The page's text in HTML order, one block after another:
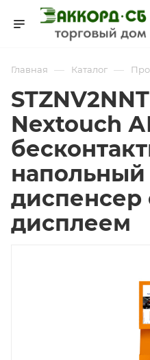
Главная — Каталог —
Nextouch
напольный
диспенсер
дисплеем